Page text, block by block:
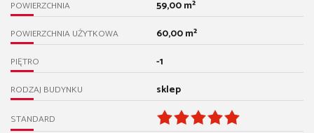
POWIERZCHNIA 59,00 m²
POWIERZCHNIA UŻYTKOWA 60,00 m²
PIĘTRO -1
RODZAJ BUDYNKU sklep
STANDARD